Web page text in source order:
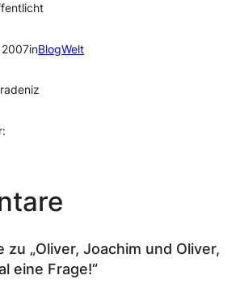
2007inBlogWelt
zu „Oliver, Joachim und Oliver,
eine Frage!“